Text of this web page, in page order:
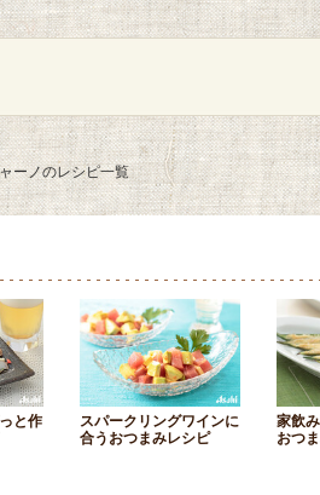
ーノのレシピ一覧
と作
スパークリングワインに
合うおつまみレシピ
家飲
おつ